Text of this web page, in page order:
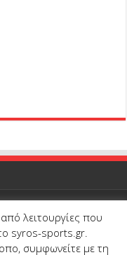
Syros-Sports.gr| Proudly
Onedot
λειτουργίες που
syros-sports.gr.
συμφωνείτε με τη